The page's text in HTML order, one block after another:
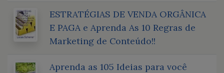
ESTRATÉGIAS DE VENDA ORGÂNICA
E PAGA e Aprenda As 10 Regras de
Marketing de Conteúdo!!
Aprenda as 105 Ideias para você